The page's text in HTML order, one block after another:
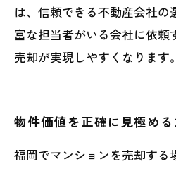
は、信頼できる不動産会社
富な担当者がいる会社に依頼
売却が実現しやすくなります。
物件価値を正確に見極め
福岡でマンションを売却する